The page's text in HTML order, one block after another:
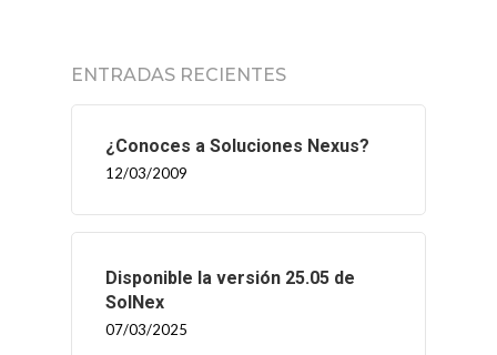
ENTRADAS RECIENTES
¿Conoces a Soluciones Nexus?
12/03/2009
Disponible la versión 25.05 de
SolNex
07/03/2025